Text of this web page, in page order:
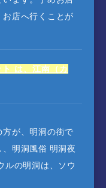
店へ行くことが
は、江南（カ
が、明洞の街で
明洞風俗 明洞夜
ルの明洞は、ソウ